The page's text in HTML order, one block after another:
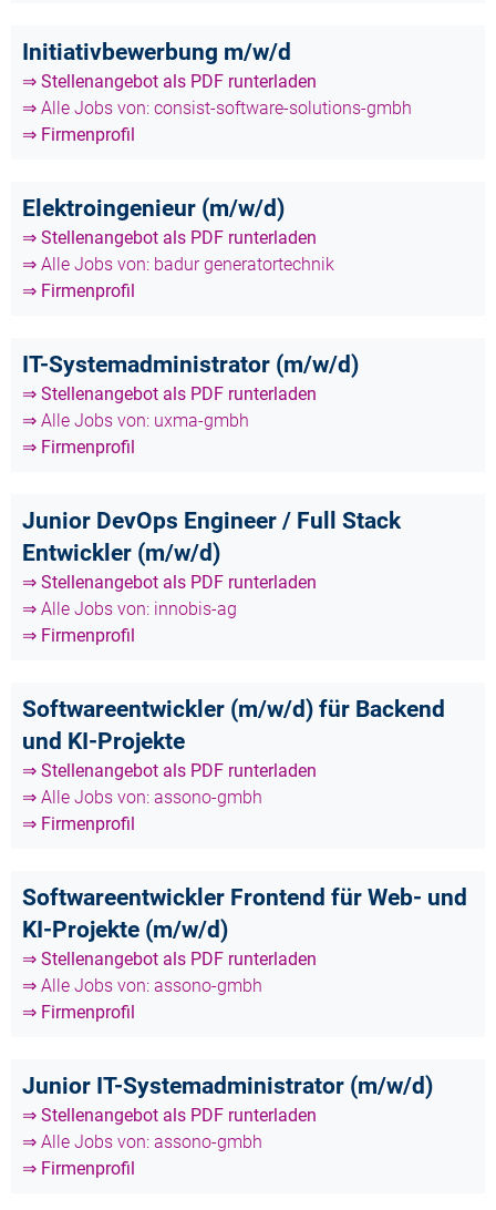
Initiativbewerbung m/w/d
⇒ Stellenangebot als PDF runterladen
⇒ Alle Jobs von: consist-software-solutions-gmbh
⇒ Firmenprofil
Elektroingenieur (m/w/d)
⇒ Stellenangebot als PDF runterladen
⇒ Alle Jobs von: badur generatortechnik
⇒ Firmenprofil
IT-Systemadministrator (m/w/d)
⇒ Stellenangebot als PDF runterladen
⇒ Alle Jobs von: uxma-gmbh
⇒ Firmenprofil
Junior DevOps Engineer / Full Stack
Entwickler (m/w/d)
⇒ Stellenangebot als PDF runterladen
⇒ Alle Jobs von: innobis-ag
⇒ Firmenprofil
Softwareentwickler (m/w/d) für Backend
und KI-Projekte
⇒ Stellenangebot als PDF runterladen
⇒ Alle Jobs von: assono-gmbh
⇒ Firmenprofil
Softwareentwickler Frontend für Web- und
KI-Projekte (m/w/d)
⇒ Stellenangebot als PDF runterladen
⇒ Alle Jobs von: assono-gmbh
⇒ Firmenprofil
Junior IT-Systemadministrator (m/w/d)
⇒ Stellenangebot als PDF runterladen
⇒ Alle Jobs von: assono-gmbh
⇒ Firmenprofil